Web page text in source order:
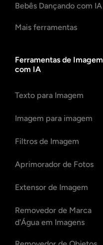
Bebês Dançando com IA
Mais ferramentas
Ferramentas de Imagem
com IA
Texto para Imagem
Imagem para imagem
Filtros de Imagem
Aprimorador de Fotos
Extensor de Imagem
Removedor de Marca
d'Água em Imagens